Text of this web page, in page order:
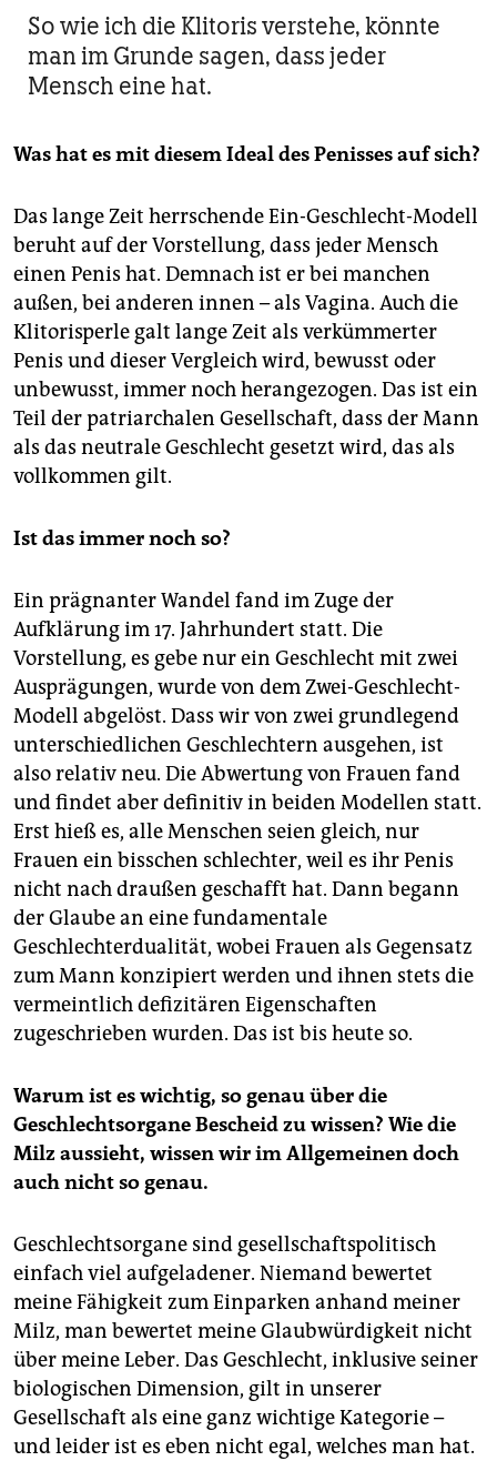
So wie ich die Klitoris verstehe, könnte
man im Grunde sagen, dass jeder
Mensch eine hat.
Was hat es mit diesem Ideal des Penisses auf sich?
Das lange Zeit herrschende Ein-Geschlecht-Modell
beruht auf der Vorstellung, dass jeder Mensch
einen Penis hat. Demnach ist er bei manchen
außen, bei anderen innen – als Vagina. Auch die
Klitorisperle galt lange Zeit als verkümmerter
Penis und dieser Vergleich wird, bewusst oder
unbewusst, immer noch herangezogen. Das ist ein
Teil der patriarchalen Gesellschaft, dass der Mann
als das neutrale Geschlecht gesetzt wird, das als
vollkommen gilt.
Ist das immer noch so?
Ein prägnanter Wandel fand im Zuge der
Aufklärung im 17. Jahrhundert statt. Die
Vorstellung, es gebe nur ein Geschlecht mit zwei
Ausprägungen, wurde von dem Zwei-Geschlecht-
Modell abgelöst. Dass wir von zwei grundlegend
unterschiedlichen Geschlechtern ausgehen, ist
also relativ neu. Die Abwertung von Frauen fand
und findet aber definitiv in beiden Modellen statt.
Erst hieß es, alle Menschen seien gleich, nur
Frauen ein bisschen schlechter, weil es ihr Penis
nicht nach draußen geschafft hat. Dann begann
der Glaube an eine fundamentale
Geschlechterdualität, wobei Frauen als Gegensatz
zum Mann konzipiert werden und ihnen stets die
vermeintlich defizitären Eigenschaften
zugeschrieben wurden. Das ist bis heute so.
Warum ist es wichtig, so genau über die
Geschlechtsorgane Bescheid zu wissen? Wie die
Milz aussieht, wissen wir im Allgemeinen doch
auch nicht so genau.
Geschlechtsorgane sind gesellschaftspolitisch
einfach viel aufgeladener. Niemand bewertet
meine Fähigkeit zum Einparken anhand meiner
Milz, man bewertet meine Glaubwürdigkeit nicht
über meine Leber. Das Geschlecht, inklusive seiner
biologischen Dimension, gilt in unserer
Gesellschaft als eine ganz wichtige Kategorie –
und leider ist es eben nicht egal, welches man hat.